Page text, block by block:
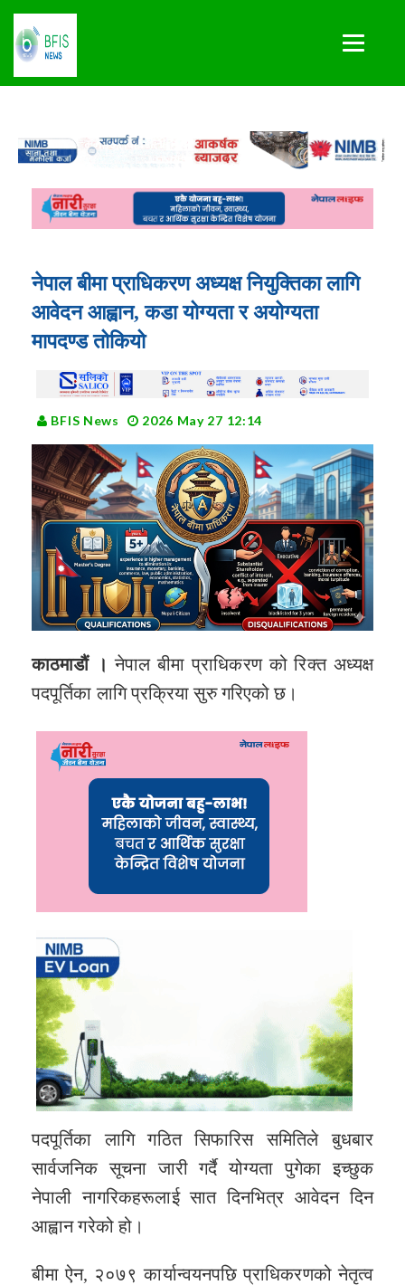
नेपाल बीमा प्राधिकरण अध्यक्ष नियुक्तिका लागि
आवेदन आह्वान, कडा योग्यता र अयोग्यता
मापदण्ड तोकियो
BFIS News 2026 May 27 12:14
काठमाडौं । नेपाल बीमा प्राधिकरण को रिक्त अध्यक्ष
पदपूर्तिका लागि प्रक्रिया सुरु गरिएको छ।
पदपूर्तिका लागि गठित सिफारिस समितिले बुधबार
सार्वजनिक सूचना जारी गर्दै योग्यता पुगेका इच्छुक
नेपाली नागरिकहरूलाई सात दिनभित्र आवेदन दिन
आह्वान गरेको हो।
बीमा ऐन, २०७९ कार्यान्वयनपछि प्राधिकरणको नेतृत्व